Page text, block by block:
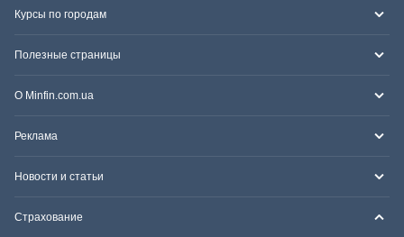
Курсы по городам
Полезные страницы
О Minfin.com.ua
Реклама
Новости и статьи
Страхование